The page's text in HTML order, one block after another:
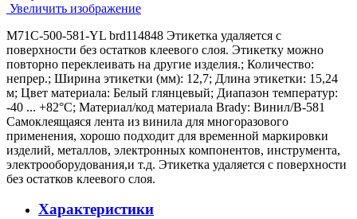
Увеличить изображение
M71C-500-581-YL brd114848 Этикетка удаляется с
поверхности без остатков клеевого слоя. Этикетку можно
повторно переклеивать на другие изделия.; Количество:
непрер.; Ширина этикетки (мм): 12,7; Длина этикетки: 15,24
м; Цвет материала: Белый глянцевый; Диапазон температур:
-40 ... +82°С; Материал/код материала Brady: Винил/В-581
Самоклеящаяся лента из винила для многоразового
применения, хорошо подходит для временной маркировки
изделий, металлов, электронных компонентов, инструмента,
электрооборудования,и т.д. Этикетка удаляется с поверхности
без остатков клеевого слоя.
Характеристики